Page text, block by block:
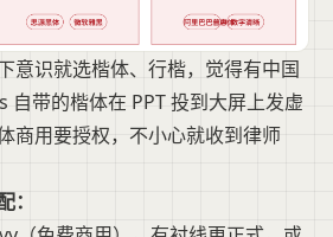
意识就选楷体、行楷，觉得有中国
自带的楷体在 PPT 投到大屏上发虚
商用要授权，不小心就收到律师
：